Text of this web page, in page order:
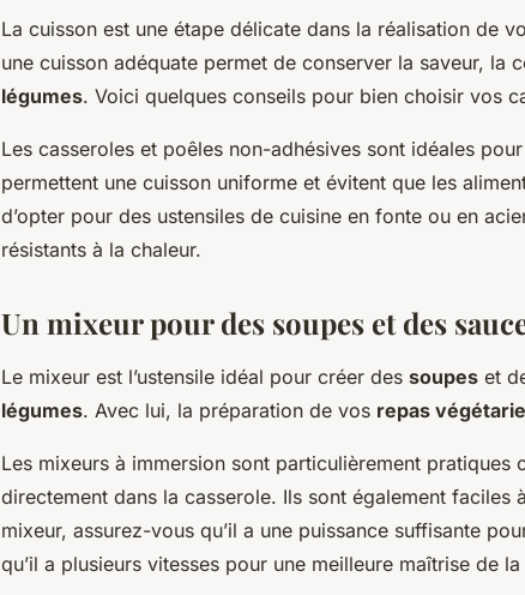
La cuisson est une étape délicate dans la réalisation de
une cuisson adéquate permet de conserver la saveur, la
légumes. Voici quelques conseils pour bien choisir vos
Les casseroles et poêles non-adhésives sont idéales
permettent une cuisson uniforme et évitent que les
d’opter pour des ustensiles de cuisine en fonte ou en
résistants à la chaleur.
Un mixeur pour des soupes et des
Le mixeur est l’ustensile idéal pour créer des soupes et
légumes. Avec lui, la préparation de vos repas
Les mixeurs à immersion sont particulièrement pratiques
directement dans la casserole. Ils sont également faciles
mixeur, assurez-vous qu’il a une puissance suffisante
qu’il a plusieurs vitesses pour une meilleure maîtrise de